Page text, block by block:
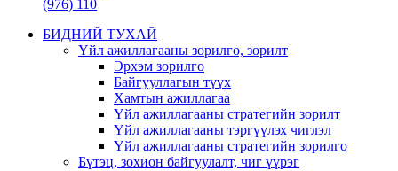
(976) 110
БИДНИЙ ТУХАЙ
Үйл ажиллагааны зорилго, зорилт
Эрхэм зорилго
Байгууллагын түүх
Хамтын ажиллагаа
Үйл ажиллагааны стратегийн зорилт
Үйл ажиллагааны тэргүүлэх чиглэл
Үйл ажиллагааны стратегийн зорилго
Бүтэц, зохион байгуулалт, чиг үүрэг